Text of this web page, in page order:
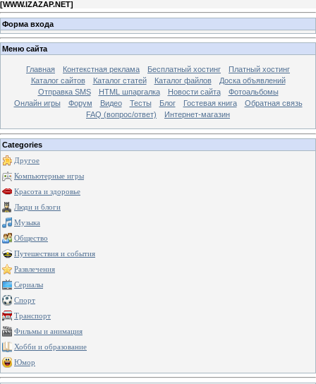
[WWW.IZAZAP.NET]
Форма входа
Меню сайта
Главная Контекстная реклама Бесплатный хостинг
Платный хостинг
Каталог сайтов
Каталог статей Каталог файлов
Доска объявлений
Отправка SMS
HTML шпаргалка Новости сайта
Фотоальбомы
Онлайн игры
Форум Видео Тесты Блог Гостевая книга
Обратная связь
FAQ (вопрос/ответ)
Интернет-магазин
Categories
Другое
Компьютерные игры
Красота и здоровье
Люди и блоги
Музыка
Общество
Путешествия и события
Развлечения
Сериалы
Спорт
Транспорт
Фильмы и анимация
Хобби и образование
Юмор